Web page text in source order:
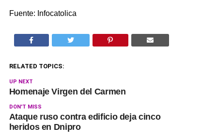
Fuente: Infocatolica
RELATED TOPICS:
UP NEXT
Homenaje Virgen del Carmen
DON'T MISS
Ataque ruso contra edificio deja cinco
heridos en Dnipro